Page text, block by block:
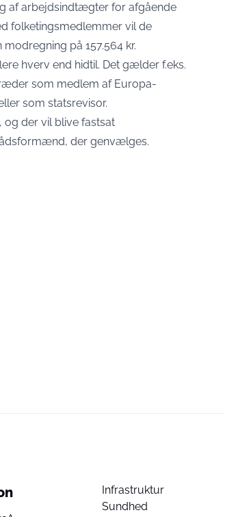
af arbejdsindtægter for afgående
folketingsmedlemmer vil de
på 157.564 kr.
hverv end hidtil. Det gælder f.eks.
som medlem af Europa-
som statsrevisor.
og der vil blive fastsat
der genvælges.
Infrastruktur
Sundhed